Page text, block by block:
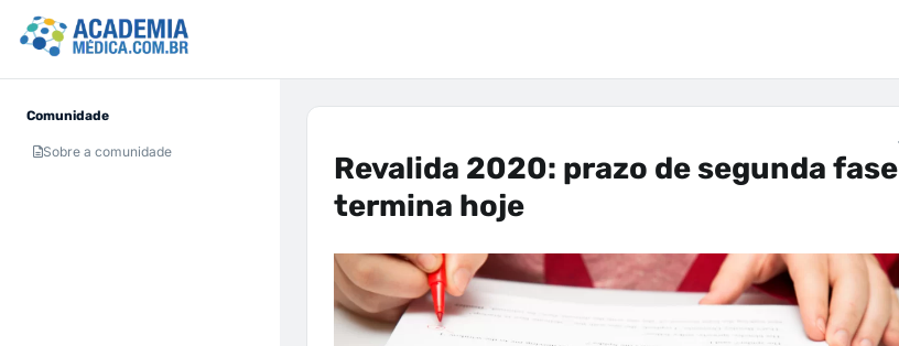
Comunidade
Sobre a comunidade
Revalida 2020: prazo de segunda fase
termina hoje